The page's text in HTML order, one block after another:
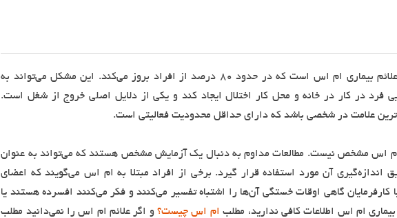
خستگی یکی از شایع ترین علائم بیماری ام اس است که در حدود ۸۰ درصد از افراد بروز می‌کند. این مشکل می‌تواند به
فرد در کار در خانه و محل کار اختلال ایجاد کند و یکی از دلایل اصلی خروج از شغل است.
علامت در شخصی باشد که دارای حداقل محدودیت فعالیتی است.
اس مشخص نیست. مطالعات مداوم به دنبال یک آزمایش مشخص هستند که می‌تواند به عنوان
آن مورد استفاده قرار گیرد. برخی از افراد مبتلا به ام اس می‌گویند که اعضای
کارفرمایان گاهی اوقات خستگی آن‌ها را اشتباه تفسیر می‌کنند و فکر می‌کنند افسرده هستند یا
ام اس اطلاعات کافی ندارید، مطلب ام اس چیست؟و اگر علائم ام اس را نمی‌دانید مطلب